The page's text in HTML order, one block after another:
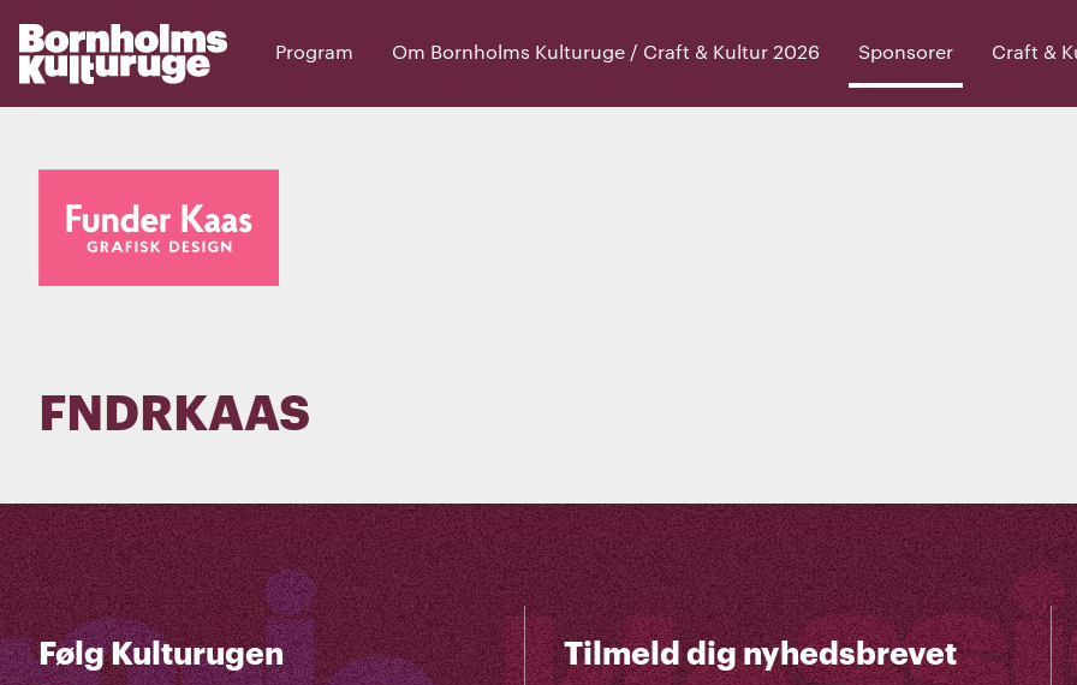
Program Om Bornholms Kulturuge / Craft & Kultur 2026 Sponsorer Craft &
FNDRKAAS
Følg Kulturugen Tilmeld dig nyhedsbrevet